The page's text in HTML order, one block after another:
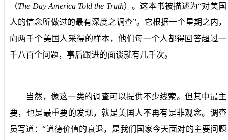
（The Day America Told the Truth）。这本书被描述为“对美国
人的信念所做过的最有深度之调查”。它根据一个星期之内，
向两千个美国人采得的样本，他们每一个人都得回答超过一
千八百个问题，事后跟进的面谈就有几千次。
当然，像这一类的调查可以提供不少线索。但其中最主
要，也是最重要的发现，就是美国人不再有是非观念。调查
员写道：“道德价值的衰退，是我们国家今天面对的主要问题